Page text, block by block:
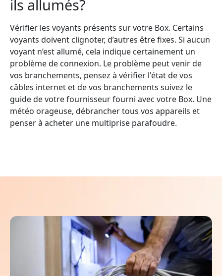
ils allumés?
Vérifier les voyants présents sur votre Box. Certains
voyants doivent clignoter, d’autres être fixes. Si aucun
voyant n’est allumé, cela indique certainement un
problème de connexion. Le problème peut venir de
vos branchements, pensez à vérifier l'état de vos
câbles internet et de vos branchements suivez le
guide de votre fournisseur fourni avec votre Box. Une
météo orageuse, débrancher tous vos appareils et
penser à acheter une multiprise parafoudre.